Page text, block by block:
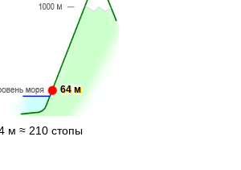
64 м
м ≈ 210 стопы